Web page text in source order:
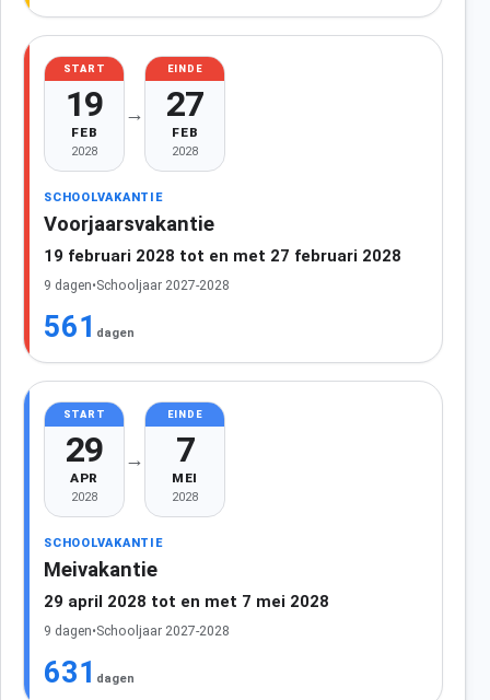
START
19
FEB
2028
→
EINDE
27
FEB
2028
SCHOOLVAKANTIE
Voorjaarsvakantie
19 februari 2028 tot en met 27 februari 2028
9 dagen•Schooljaar 2027-2028
561 dagen
START
29
APR
2028
→
EINDE
7
MEI
2028
SCHOOLVAKANTIE
Meivakantie
29 april 2028 tot en met 7 mei 2028
9 dagen•Schooljaar 2027-2028
631 dagen